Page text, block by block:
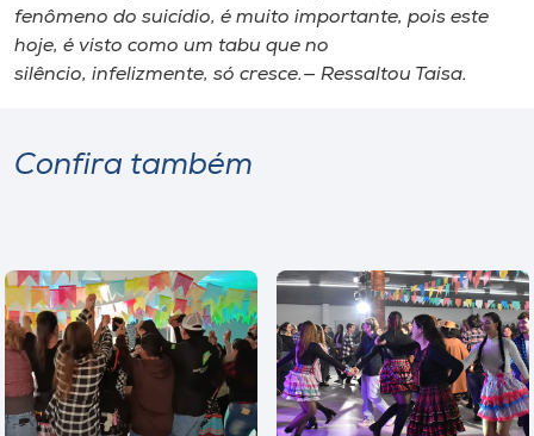
fenômeno do suicídio, é muito importante, pois este
hoje, é visto como um tabu que no
silêncio, infelizmente, só cresce.— Ressaltou Taisa.
Confira também